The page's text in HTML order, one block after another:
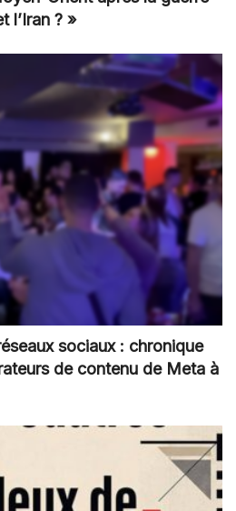
l’Iran ? »
sociaux : chronique
de contenu de Meta à